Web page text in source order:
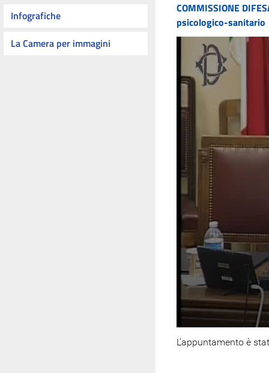
Infografiche
La Camera per immagini
COMMISSIONE
psicologico-sanitario
L'appuntamento è